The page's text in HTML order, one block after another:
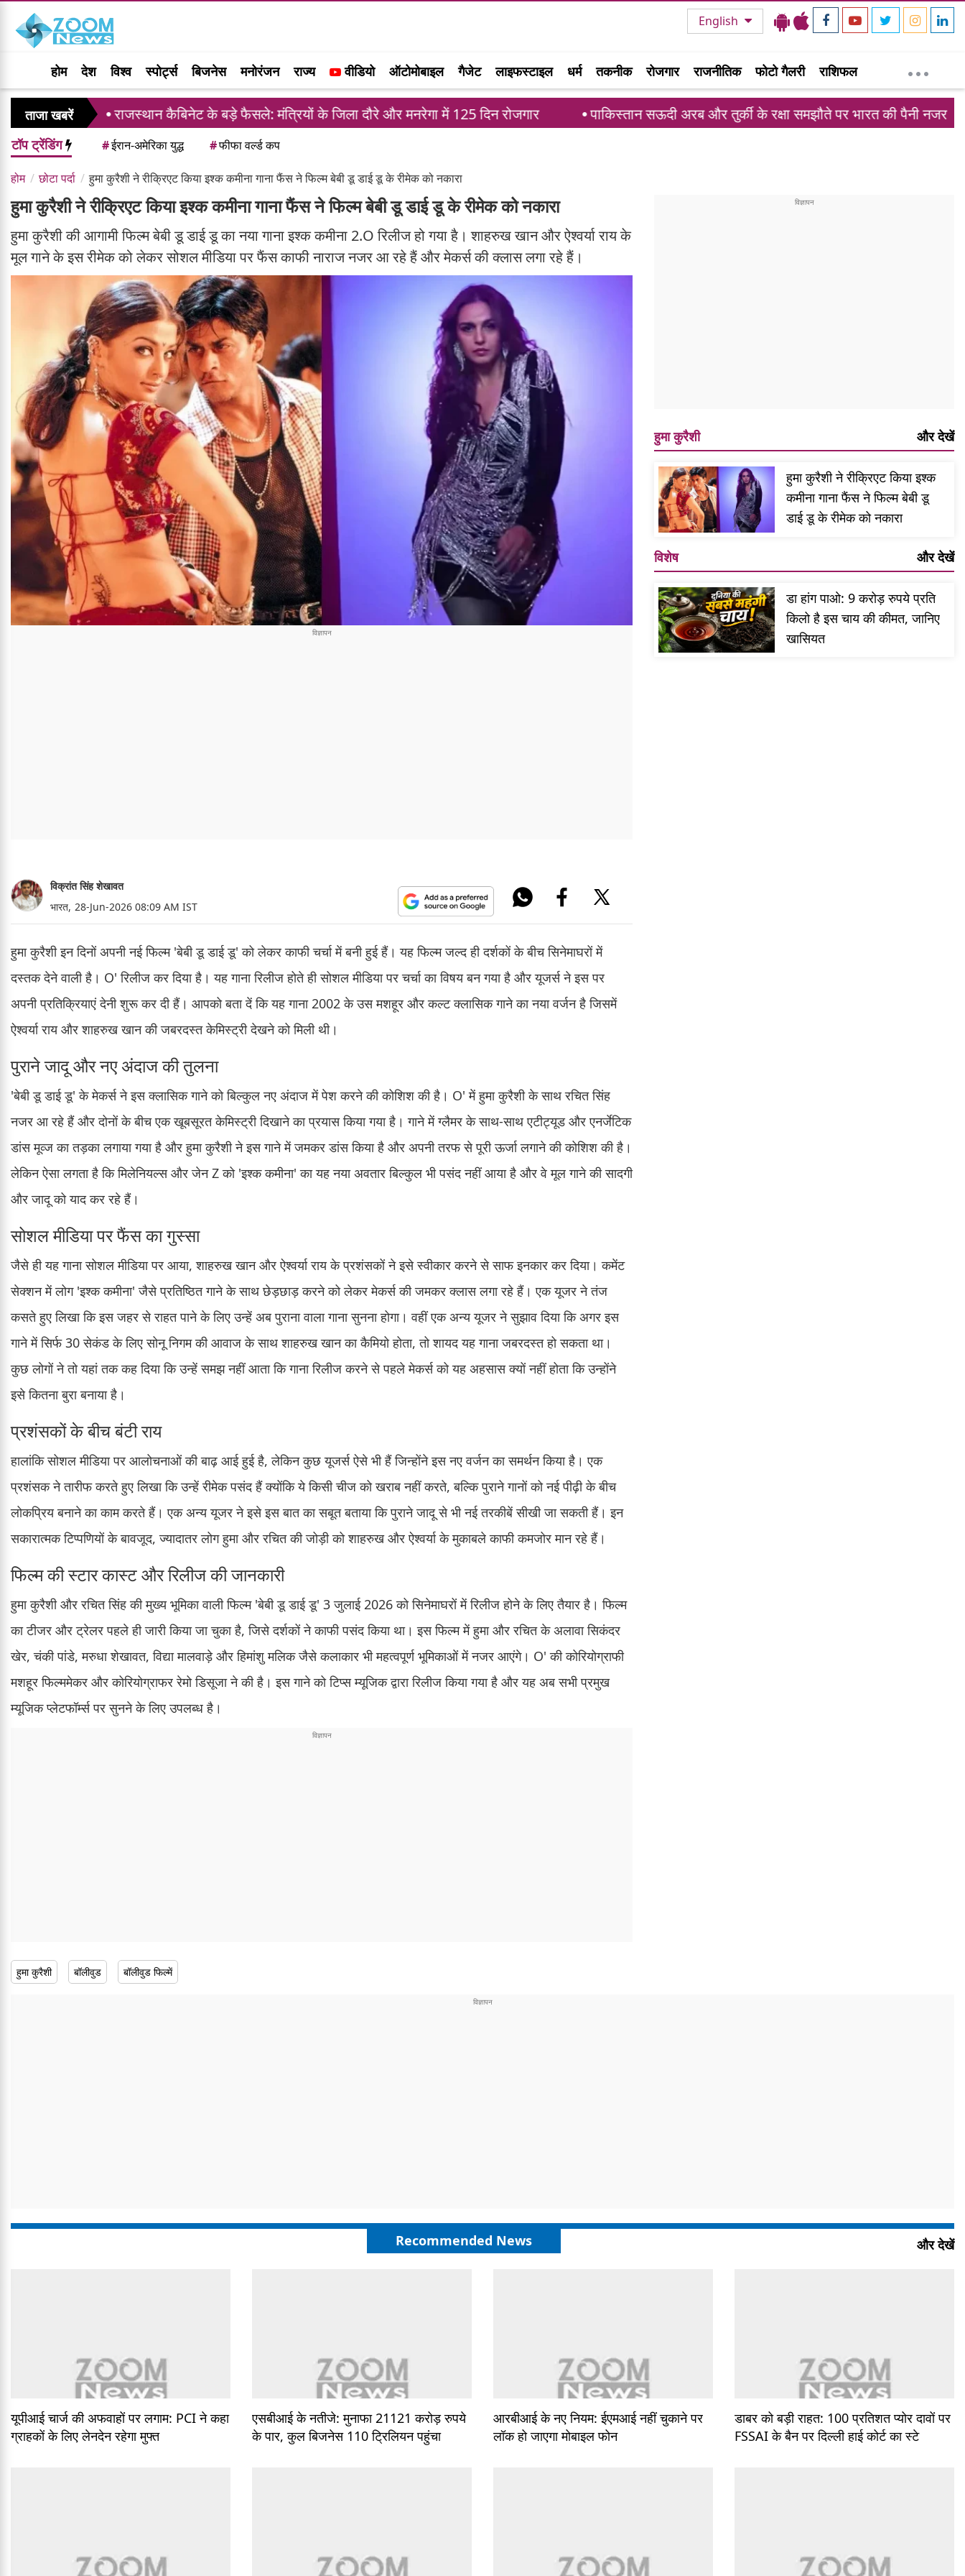
English
होम देश विश्व स्पोर्ट्स बिजनेस मनोरंजन राज्य वीडियो ऑटोमोबाइल गैजेट लाइफस्टाइल धर्म तकनीक रोजगार राजनीतिक फोटो गैलरी राशिफल
ताजा खबरेंराजस्थान कैबिनेट के बड़े फैसले: मंत्रियों के जिला दौरे और मनरेगा में 125 दिन रोजगार पाकिस्तान सऊदी अरब और तुर्की के रक्षा समझौते पर भारत की पैनी नजर
टॉप ट्रेंडिंग #ईरान-अमेरिका युद्ध #फीफा वर्ल्ड कप
होम छोटा पर्दा हुमा कुरैशी ने रीक्रिएट किया इश्क कमीना गाना फैंस ने फिल्म बेबी डू डाई डू के रीमेक को नकारा
हुमा कुरैशी ने रीक्रिएट किया इश्क कमीना गाना फैंस ने फिल्म बेबी डू डाई डू के रीमेक को नकारा
हुमा कुरैशी की आगामी फिल्म बेबी डू डाई डू का नया गाना इश्क कमीना 2.O रिलीज हो गया है। शाहरुख खान और ऐश्वर्या राय के
मूल गाने के इस रीमेक को लेकर सोशल मीडिया पर फैंस काफी नाराज नजर आ रहे हैं और मेकर्स की क्लास लगा रहे हैं।
विक्रांत सिंह शेखावत
भारत, 28-Jun-2026 08:09 AM IST
हुमा कुरैशी इन दिनों अपनी नई फिल्म 'बेबी डू डाई डू' को लेकर काफी चर्चा में बनी हुई हैं। यह फिल्म जल्द ही दर्शकों के बीच सिनेमाघरों में
दस्तक देने वाली है। O' रिलीज कर दिया है। यह गाना रिलीज होते ही सोशल मीडिया पर चर्चा का विषय बन गया है और यूजर्स ने इस पर
अपनी प्रतिक्रियाएं देनी शुरू कर दी हैं। आपको बता दें कि यह गाना 2002 के उस मशहूर और कल्ट क्लासिक गाने का नया वर्जन है जिसमें
ऐश्वर्या राय और शाहरुख खान की जबरदस्त केमिस्ट्री देखने को मिली थी।
पुराने जादू और नए अंदाज की तुलना
'बेबी डू डाई डू' के मेकर्स ने इस क्लासिक गाने को बिल्कुल नए अंदाज में पेश करने की कोशिश की है। O' में हुमा कुरैशी के साथ रचित सिंह
नजर आ रहे हैं और दोनों के बीच एक खूबसूरत केमिस्ट्री दिखाने का प्रयास किया गया है। गाने में ग्लैमर के साथ-साथ एटीट्यूड और एनर्जेटिक
डांस मूव्ज का तड़का लगाया गया है और हुमा कुरैशी ने इस गाने में जमकर डांस किया है और अपनी तरफ से पूरी ऊर्जा लगाने की कोशिश की है।
लेकिन ऐसा लगता है कि मिलेनियल्स और जेन Z को 'इश्क कमीना' का यह नया अवतार बिल्कुल भी पसंद नहीं आया है और वे मूल गाने की सादगी
और जादू को याद कर रहे हैं।
सोशल मीडिया पर फैंस का गुस्सा
जैसे ही यह गाना सोशल मीडिया पर आया, शाहरुख खान और ऐश्वर्या राय के प्रशंसकों ने इसे स्वीकार करने से साफ इनकार कर दिया। कमेंट
सेक्शन में लोग 'इश्क कमीना' जैसे प्रतिष्ठित गाने के साथ छेड़छाड़ करने को लेकर मेकर्स की जमकर क्लास लगा रहे हैं। एक यूजर ने तंज
कसते हुए लिखा कि इस जहर से राहत पाने के लिए उन्हें अब पुराना वाला गाना सुनना होगा। वहीं एक अन्य यूजर ने सुझाव दिया कि अगर इस
गाने में सिर्फ 30 सेकंड के लिए सोनू निगम की आवाज के साथ शाहरुख खान का कैमियो होता, तो शायद यह गाना जबरदस्त हो सकता था।
कुछ लोगों ने तो यहां तक कह दिया कि उन्हें समझ नहीं आता कि गाना रिलीज करने से पहले मेकर्स को यह अहसास क्यों नहीं होता कि उन्होंने
इसे कितना बुरा बनाया है।
प्रशंसकों के बीच बंटी राय
हालांकि सोशल मीडिया पर आलोचनाओं की बाढ़ आई हुई है, लेकिन कुछ यूजर्स ऐसे भी हैं जिन्होंने इस नए वर्जन का समर्थन किया है। एक
प्रशंसक ने तारीफ करते हुए लिखा कि उन्हें रीमेक पसंद हैं क्योंकि ये किसी चीज को खराब नहीं करते, बल्कि पुराने गानों को नई पीढ़ी के बीच
लोकप्रिय बनाने का काम करते हैं। एक अन्य यूजर ने इसे इस बात का सबूत बताया कि पुराने जादू से भी नई तरकीबें सीखी जा सकती हैं। इन
सकारात्मक टिप्पणियों के बावजूद, ज्यादातर लोग हुमा और रचित की जोड़ी को शाहरुख और ऐश्वर्या के मुकाबले काफी कमजोर मान रहे हैं।
फिल्म की स्टार कास्ट और रिलीज की जानकारी
हुमा कुरैशी और रचित सिंह की मुख्य भूमिका वाली फिल्म 'बेबी डू डाई डू' 3 जुलाई 2026 को सिनेमाघरों में रिलीज होने के लिए तैयार है। फिल्म
का टीजर और ट्रेलर पहले ही जारी किया जा चुका है, जिसे दर्शकों ने काफी पसंद किया था। इस फिल्म में हुमा और रचित के अलावा सिकंदर
खेर, चंकी पांडे, मरुधा शेखावत, विद्या मालवाड़े और हिमांशु मलिक जैसे कलाकार भी महत्वपूर्ण भूमिकाओं में नजर आएंगे। O' की कोरियोग्राफी
मशहूर फिल्ममेकर और कोरियोग्राफर रेमो डिसूजा ने की है। इस गाने को टिप्स म्यूजिक द्वारा रिलीज किया गया है और यह अब सभी प्रमुख
म्यूजिक प्लेटफॉर्म्स पर सुनने के लिए उपलब्ध है।
हुमा कुरैशी बॉलीवुड बॉलीवुड फिल्में
हुमा कुरैशी और देखें
हुमा कुरैशी ने रीक्रिएट किया इश्क
कमीना गाना फैंस ने फिल्म बेबी डू
डाई डू के रीमेक को नकारा
विशेष और देखें
डा हांग पाओ: 9 करोड़ रुपये प्रति
किलो है इस चाय की कीमत, जानिए
खासियत
Recommended News और देखें
यूपीआई चार्ज की अफवाहों पर लगाम: PCI ने कहा
ग्राहकों के लिए लेनदेन रहेगा मुफ्त
एसबीआई के नतीजे: मुनाफा 21121 करोड़ रुपये
के पार, कुल बिजनेस 110 ट्रिलियन पहुंचा
आरबीआई के नए नियम: ईएमआई नहीं चुकाने पर
लॉक हो जाएगा मोबाइल फोन
डाबर को बड़ी राहत: 100 प्रतिशत प्योर दावों पर
FSSAI के बैन पर दिल्ली हाई कोर्ट का स्टे